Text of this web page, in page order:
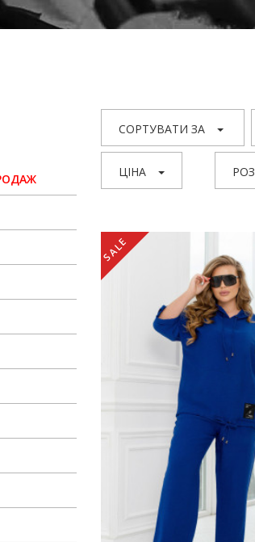
СОРТУВАТИ ЗА
ЦІНА
SALE